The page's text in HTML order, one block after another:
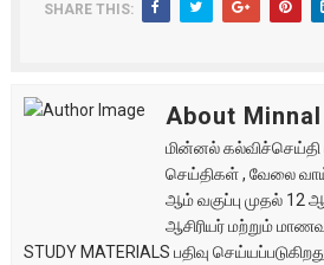
SHARE THIS:
About
மின்னல்
செய்திகள் , வேலை
ஆம் வகுப்பு முதல் 12
ஆசிரியர் மற்றும்
STUDY MATERIALS பதிவு